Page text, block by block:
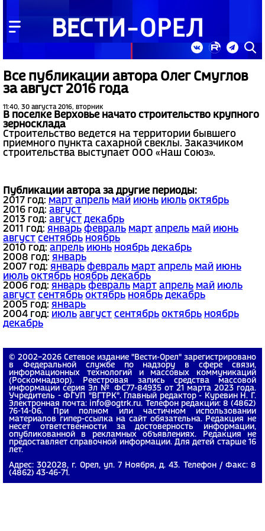
Все публикации автора Олег Смуглов
за август 2016 года
11:40, 30 августа 2016, вторник
В поселке Верховье начато строительство крупного
зерносклада
Строительство ведется на территории бывшего
приемного пункта сахарной свеклы. Заказчиком
строительства выступает ООО «Наш Союз».
Публикации автора за другие периоды:
2017 год: март апрель май июнь июль октябрь
2016 год: август
2013 год: август декабрь
2011 год: январь февраль март апрель май июнь
август сентябрь ноябрь
2010 год: апрель июнь ноябрь декабрь
2008 год: январь
2007 год: январь февраль март апрель май июнь
июль октябрь ноябрь декабрь
2006 год: январь февраль март апрель май июль
август сентябрь октябрь ноябрь декабрь
2005 год: январь
2004 год: июль август сентябрь октябрь ноябрь
декабрь
© 2002−2026 Сетевое издание "Вести-Орел" зарегистрировано
в Федеральной службе по надзору в сфере связи,
информационных технологий и массовых коммуникаций
(Роскомнадзор). Реестровая запись средства массовой
информации серия Эл № ФС77-84935 от 21 марта 2023 года.
Учредитель - ФГУП "ВГТРК". Главный редактор - Куревин Н. Г.
Электронная почта: info@ogtrk.ru. Телефон редакции: 8 (4862)
76-14-06. При полном или частичном использовании
материалов гипер-ссылка на сайт обязательна. Редакция не
несет ответственности за достоверность информации,
опубликованной в рекламных объявлениях. Редакция не
предоставляет справочной информации. Для детей старше 16
лет.
Адрес: 302028, г. Орел, ул. 7 Ноября, д. 43. Телефон / Факс: 8
(4862) 43-46-71.